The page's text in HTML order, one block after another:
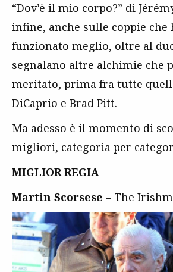
“Dov’è il mio corpo?” di
infine, anche sulle coppie che
funzionato meglio, oltre al
segnalano altre alchimie che
meritato, prima fra tutte
DiCaprio e Brad Pitt.
Ma adesso è il momento di
migliori, categoria per
MIGLIOR REGIA
Martin Scorsese – The